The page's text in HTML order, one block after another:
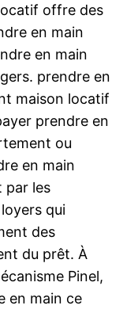
offre des
en main
en main
prendre en
maison locatif
prendre en
ou
en main
par les
qui
des
du prêt. À
Pinel,
en main ce